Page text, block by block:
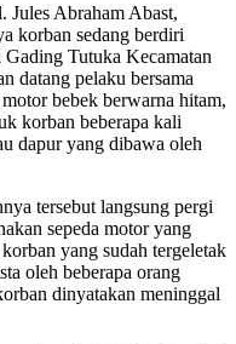
Jules Abraham Abast,
korban sedang berdiri
Tutuka Kecamatan
datang pelaku bersama
bebek berwarna hitam,
korban beberapa kali
dapur yang dibawa oleh
tersebut langsung pergi
sepeda motor yang
yang sudah tergeletak
oleh beberapa orang
dinyatakan meninggal